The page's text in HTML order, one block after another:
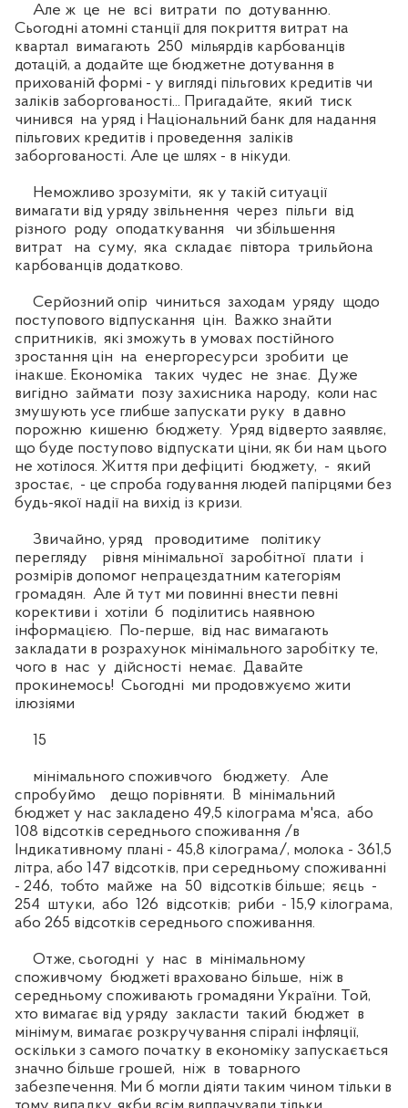
Але ж це не всі витрати по дотуванню.
Сьогодні атомні станції для покриття витрат на
квартал вимагають 250 мільярдів карбованців
дотацій, а додайте ще бюджетне дотування в
прихованій формі - у вигляді пільгових кредитів чи
заліків заборгованості... Пригадайте, який тиск
чинився на уряд і Національний банк для надання
пільгових кредитів і проведення заліків
заборгованості. Але це шлях - в нікуди.
Неможливо зрозуміти, як у такій ситуації
вимагати від уряду звільнення через пільги від
різного роду оподаткування чи збільшення
витрат на суму, яка складає півтора трильйона
карбованців додатково.
Серйозний опір чиниться заходам уряду щодо
поступового відпускання цін. Важко знайти
спритників, які зможуть в умовах постійного
зростання цін на енергоресурси зробити це
інакше. Економіка таких чудес не знає. Дуже
вигідно займати позу захисника народу, коли нас
змушують усе глибше запускати руку в давно
порожню кишеню бюджету. Уряд відверто заявляє,
що буде поступово відпускати ціни, як би нам цього
не хотілося. Життя при дефіциті бюджету, - який
зростає, - це спроба годування людей папірцями без
будь-якої надії на вихід із кризи.
Звичайно, уряд проводитиме політику
перегляду рівня мінімальної заробітної плати і
розмірів допомог непрацездатним категоріям
громадян. Але й тут ми повинні внести певні
корективи і хотіли б поділитись наявною
інформацією. По-перше, від нас вимагають
закладати в розрахунок мінімального заробітку те,
чого в нас у дійсності немає. Давайте
прокинемось! Сьогодні ми продовжуємо жити
ілюзіями
15
мінімального споживчого бюджету. Але
спробуймо дещо порівняти. В мінімальний
бюджет у нас закладено 49,5 кілограма м'яса, або
108 відсотків середнього споживання /в
Індикативному плані - 45,8 кілограма/, молока - 361,5
літра, або 147 відсотків, при середньому споживанні
- 246, тобто майже на 50 відсотків більше; яєць -
254 штуки, або 126 відсотків; риби - 15,9 кілограма,
або 265 відсотків середнього споживання.
Отже, сьогодні у нас в мінімальному
споживчому бюджеті враховано більше, ніж в
середньому споживають громадяни України. Той,
хто вимагає від уряду закласти такий бюджет в
мінімум, вимагає розкручування спіралі інфляції,
оскільки з самого початку в економіку запускається
значно більше грошей, ніж в товарного
забезпечення. Ми б могли діяти таким чином тільки в